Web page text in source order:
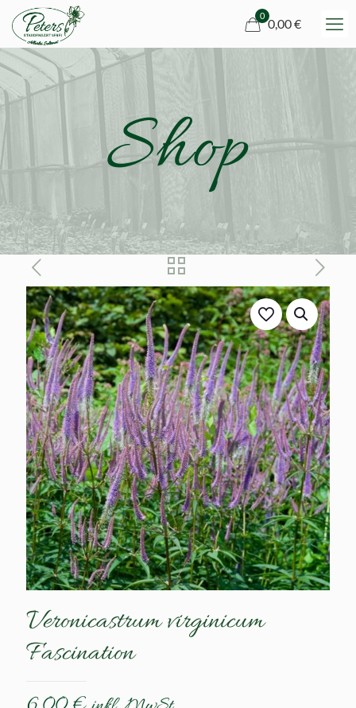
0
0,00 €
Shop
Veronicastrum virginicum
Fascination